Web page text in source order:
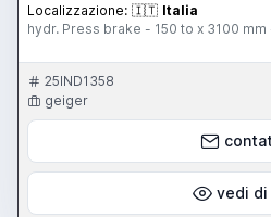
Localizzazione: 🇮🇹 Italia
hydr. Press brake - 150 to x 3100
25IND1358
geiger
vedi di